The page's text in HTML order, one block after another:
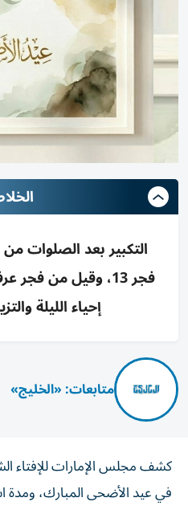
فجر 13، وقيل من
إحياء الليلة
متابعات: «الخليج»
كشف مجلس الإمارات للإفتاء
في عيد الأضحى المبارك، ومدة